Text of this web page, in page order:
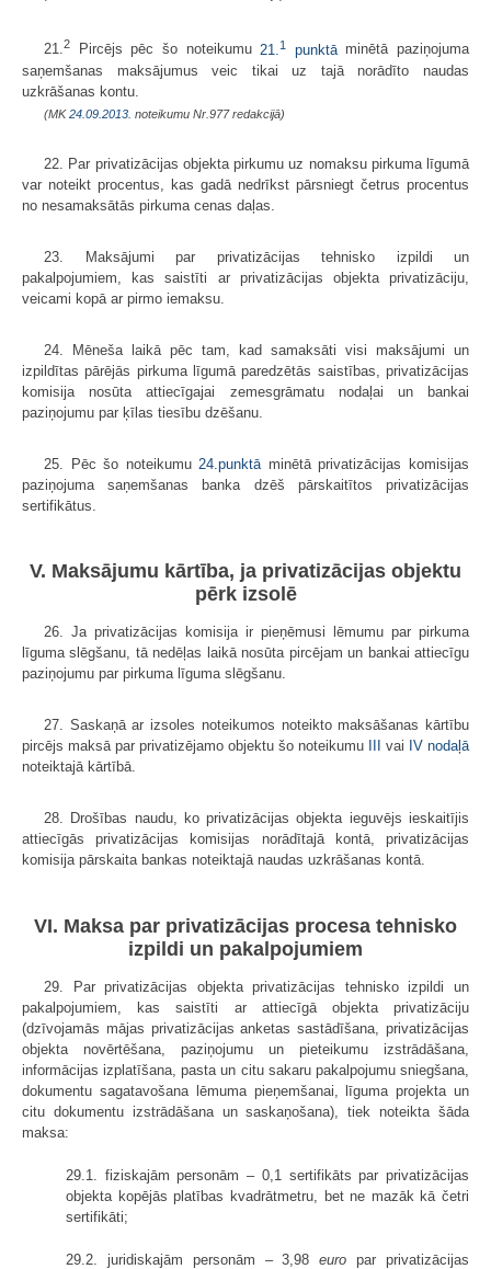
21.2 Pircējs pēc šo noteikumu 21.1 punktāminētā paziņojuma
saņemšanas maksājumus veic tikai uz tajā norādīto naudas
uzkrāšanas kontu.
(MK24.09.2013. noteikumu Nr.977 redakcijā)
22. Par privatizācijas objekta pirkumu uz nomaksu pirkuma līgumā
var noteikt procentus, kas gadā nedrīkst pārsniegt četrus procentus
no nesamaksātās pirkuma cenas daļas.
23. Maksājumi par privatizācijas tehnisko izpildi un
pakalpojumiem, kas saistīti ar privatizācijas objekta privatizāciju,
veicami kopā ar pirmo iemaksu.
24. Mēneša laikā pēc tam, kad samaksāti visi maksājumi un
izpildītas pārējās pirkuma līgumā paredzētās saistības, privatizācijas
komisija nosūta attiecīgajai zemesgrāmatu nodaļai un bankai
paziņojumu par ķīlas tiesību dzēšanu.
25. Pēc šo noteikumu 24.punktā minētā privatizācijas komisijas
paziņojuma saņemšanas banka dzēš pārskaitītos privatizācijas
sertifikātus.
V. Maksājumu kārtība, ja privatizācijas objektu
pērk izsolē
26. Ja privatizācijas komisija ir pieņēmusi lēmumu par pirkuma
līguma slēgšanu, tā nedēļas laikā nosūta pircējam un bankai attiecīgu
paziņojumu par pirkuma līguma slēgšanu.
27. Saskaņā ar izsoles noteikumos noteikto maksāšanas kārtību
pircējs maksā par privatizējamo objektu šo noteikumu
vai IV nodaļā
noteiktajā kārtībā.
28. Drošības naudu, ko privatizācijas objekta ieguvējs ieskaitījis
attiecīgās privatizācijas komisijas norādītajā kontā, privatizācijas
komisija pārskaita bankas noteiktajā naudas uzkrāšanas kontā.
VI. Maksa par privatizācijas procesa tehnisko
izpildi un pakalpojumiem
29. Par privatizācijas objekta privatizācijas tehnisko izpildi un
pakalpojumiem, kas saistīti ar attiecīgā objekta privatizāciju
(dzīvojamās mājas privatizācijas anketas sastādīšana, privatizācijas
objekta novērtēšana, paziņojumu un pieteikumu izstrādāšana,
informācijas izplatīšana, pasta un citu sakaru pakalpojumu sniegšana,
dokumentu sagatavošana lēmuma pieņemšanai, līguma projekta un
citu dokumentu izstrādāšana un saskaņošana), tiek noteikta šāda
maksa:
29.1. fiziskajām personām – 0,1 sertifikāts par privatizācijas
objekta kopējās platības kvadrātmetru, bet ne mazāk kā četri
sertifikāti;
29.2. juridiskajām personām – 3,98euro par privatizācijas